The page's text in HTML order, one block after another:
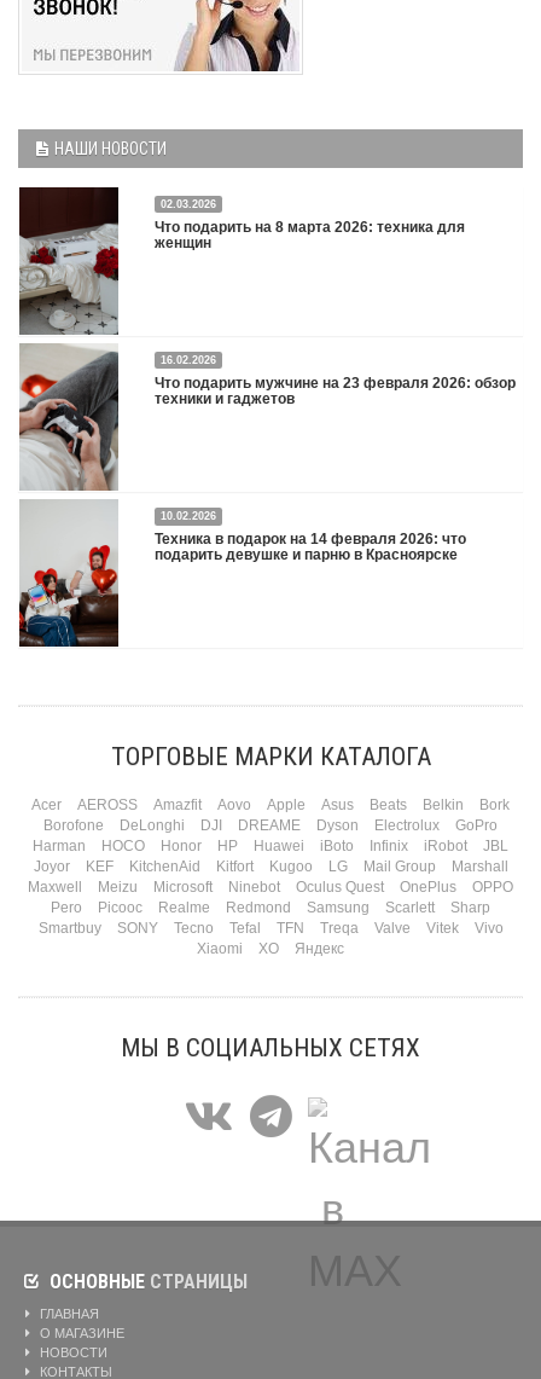
НАШИ НОВОСТИ
02.03.2026
Что подарить на 8 марта 2026: техника для
женщин
Что подарить на 8 марта 2026: техника для женщин
16.02.2026
Что подарить мужчине на 23 февраля 2026: обзор
техники и гаджетов
Двадцать третье февраля — праздник, на который мужчины делают вид, что им
все равно. А потом три дня рассказывают коллегам, какую колонку / приставку /
камеру им подарили. Не верьте словам — верьте глазам, которые загораются
при виде новой коробки.
10.02.2026
Техника в подарок на 14 февраля 2026: что
подарить девушке и парню в Красноярске
марта — контрольный выстрел по кошельку. Начнем с первого — потому что он
ТОРГОВЫЕ МАРКИ КАТАЛОГА
Acer AEROSS Amazfit Aovo Apple Asus Beats Belkin
Bork
Borofone
DeLonghi DJI DREAME Dyson Electrolux
GoPro
Harman
HOCO Honor HP Huawei iBoto Infinix iRobot
JBL
Joyor
KEF KitchenAid Kitfort Kugoo LG Mail Group
Marshall
Maxwell
Meizu Microsoft Ninebot Oculus Quest OnePlus
OPPO
Pero
Picooc Realme Redmond Samsung Scarlett
Sharp
Smartbuy
SONY Tecno Tefal TFN Treqa Valve Vitek
Vivo
Xiaomi
XO Яндекс
МЫ В СОЦИАЛЬНЫХ СЕТЯХ
ОСНОВНЫЕ СТРАНИЦЫ
ГЛАВНАЯ
О МАГАЗИНЕ
НОВОСТИ
КОНТАКТЫ